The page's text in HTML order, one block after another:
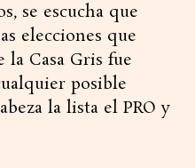
se escucha que
elecciones que
la Casa Gris fue
posible
la lista el PRO y